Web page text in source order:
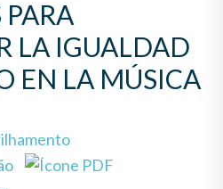
LA IGUALDAD
EN LA MÚSICA